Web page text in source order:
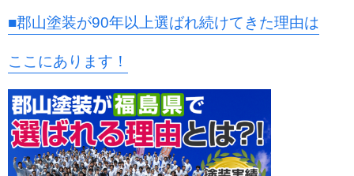
■郡山塗装が90年以上選ばれ続けてきた理由は
ここにあります！